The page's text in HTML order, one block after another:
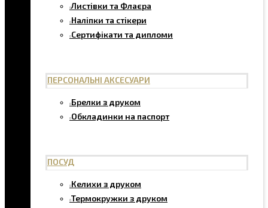
Листівки та Флаєра
Наліпки та стікери
Сертифікати та дипломи
ПЕРСОНАЛЬНІ АКСЕСУАРИ
Брелки з друком
Обкладинки на паспорт
ПОСУД
Келихи з друком
Термокружки з друком